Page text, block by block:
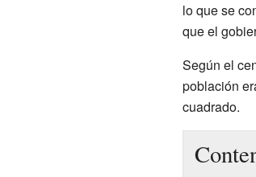
lo que se
que el
Según el
población
cuadrado.